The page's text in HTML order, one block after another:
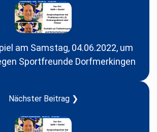
am Samstag, 04.06.2022, um
Sportfreunde Dorfmerkingen
Nächster Beitrag ❯